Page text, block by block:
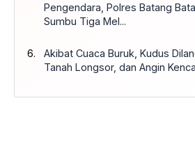
Pengendara, Polres Batang
Sumbu Tiga Mel...
Akibat Cuaca Buruk, Kudus
Tanah Longsor, dan Angin